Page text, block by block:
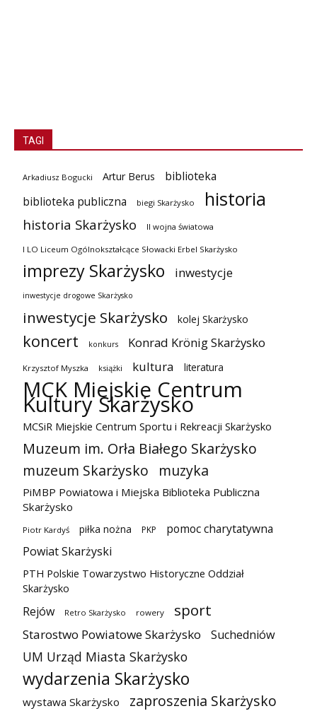
TAGI
Arkadiusz Bogucki Artur Berus
biblioteka
biblioteka publiczna
biegi Skarżysko historia
historia Skarżysko II wojna światowa
I LO Liceum Ogólnokształcące Słowacki Erbel Skarżysko
imprezy Skarżysko inwestycje
inwestycje drogowe Skarżysko
inwestycje Skarżysko kolej Skarżysko
koncert konkurs Konrad Krönig Skarżysko
Krzysztof Myszka książki kultura literatura
MCK Miejskie Centrum
Kultury Skarżysko
MCSiR Miejskie Centrum Sportu i Rekreacji Skarżysko
Muzeum im. Orła Białego Skarżysko
muzeum Skarżysko
muzyka
PiMBP Powiatowa i Miejska Biblioteka Publiczna
Skarżysko
Piotr Kardyś piłka nożna PKP
pomoc charytatywna
Powiat Skarżyski
PTH Polskie Towarzystwo Historyczne Oddział
Skarżysko
Rejów Retro Skarżysko rowery sport
Starostwo Powiatowe Skarżysko Suchedniów
UM Urząd Miasta Skarżysko
wydarzenia Skarżysko
wystawa Skarżysko zaproszenia Skarżysko